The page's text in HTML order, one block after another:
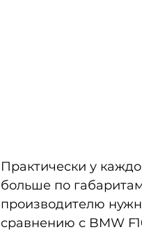
Практически у
больше по
производителю
сравнению с BMW